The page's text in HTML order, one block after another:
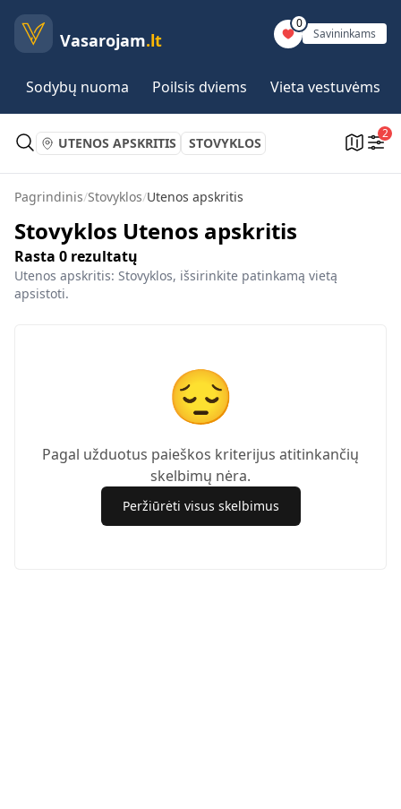
Vasarojam.lt
0
Savininkams
Sodybų nuoma Poilsis dviems Vieta vestuvėms
UTENOS APSKRITIS STOVYKLOS
2
Pagrindinis/Stovyklos/Utenos apskritis
Stovyklos Utenos apskritis
Rasta 0 rezultatų
Utenos apskritis: Stovyklos, išsirinkite patinkamą vietą
apsistoti.
😔
Pagal užduotus paieškos kriterijus atitinkančių
skelbimų nėra.
Peržiūrėti visus skelbimus